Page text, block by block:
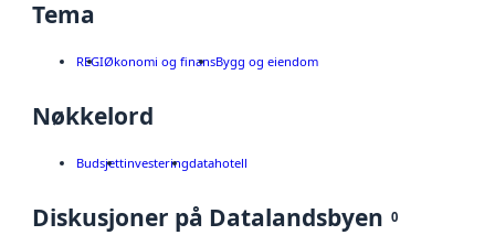
Tema
REGIØkonomi og finansBygg og eiendom
Nøkkelord
Budsjettinvesteringdatahotell
Diskusjoner på Datalandsbyen 0